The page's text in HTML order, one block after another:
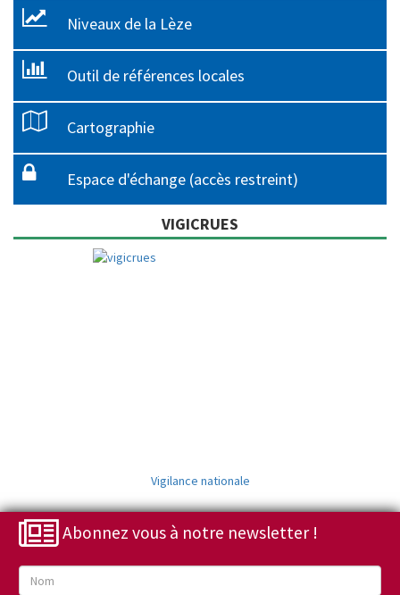
Niveaux de la Lèze
Outil de références locales
Cartographie
Espace d'échange (accès restreint)
VIGICRUES
Vigilance nationale
Abonnez vous à notre newsletter !